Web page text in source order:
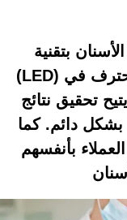
بتقنية
(LED) من الأجهزة الهامة للاستخدام المحترف في
تحقيق نتائج
بشكل دائم. كما
بأنفسهم